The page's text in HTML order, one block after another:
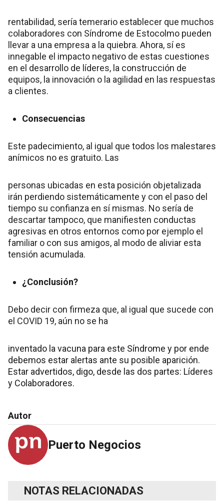
rentabilidad, sería temerario establecer que muchos
colaboradores con Síndrome de Estocolmo pueden
llevar a una empresa a la quiebra. Ahora, sí es
innegable el impacto negativo de estas cuestiones
en el desarrollo de líderes, la construcción de
equipos, la innovación o la agilidad en las respuestas
a clientes.
Consecuencias
Este padecimiento, al igual que todos los malestares
anímicos no es gratuito. Las
personas ubicadas en esta posición objetalizada
irán perdiendo sistemáticamente y con el paso del
tiempo su confianza en sí mismas. No sería de
descartar tampoco, que manifiesten conductas
agresivas en otros entornos como por ejemplo el
familiar o con sus amigos, al modo de aliviar esta
tensión acumulada.
¿Conclusión?
Debo decir con firmeza que, al igual que sucede con
el COVID 19, aún no se ha
inventado la vacuna para este Síndrome y por ende
debemos estar alertas ante su posible aparición.
Estar advertidos, digo, desde las dos partes: Líderes
y Colaboradores.
Autor
Puerto Negocios
NOTAS RELACIONADAS